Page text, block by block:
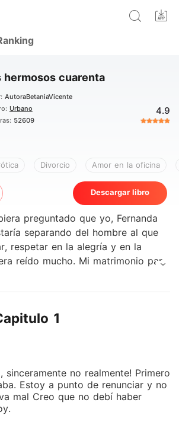
hermosos cuarenta
AutoraBetaniaVicente
Urbano
52609
4.9
Divorcio Amor en la oficina
Descargar libro
preguntado que yo, Fernanda
separando del hombre al que
respetar en la alegría y en la
reído mucho. Mi matrimonio para
amor de mi vida! ¿Sería cómico
"Esta mujer es perfecta para mí"
muerto e ido al cielo para mí era
Si alguien me hubiera dicho
a una mujer, seguro que me
1
sinceramente no realmente! Primero
Estoy a punto de renunciar y no
mal Creo que no debí haber